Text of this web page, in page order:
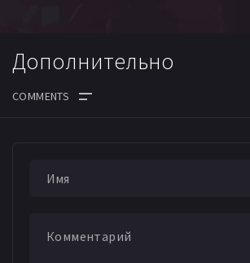
Катерины, юной, амбициозной
было бы этой истории...
Дополнительно